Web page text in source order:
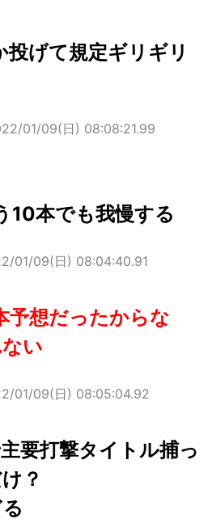
投げて規定ギリギリ
01/09(日) 08:08:21.99
10本でも我慢する
01/09(日) 08:04:40.91
予想だったからな
い
01/09(日) 08:05:04.92
要打撃タイトル捕っ
？